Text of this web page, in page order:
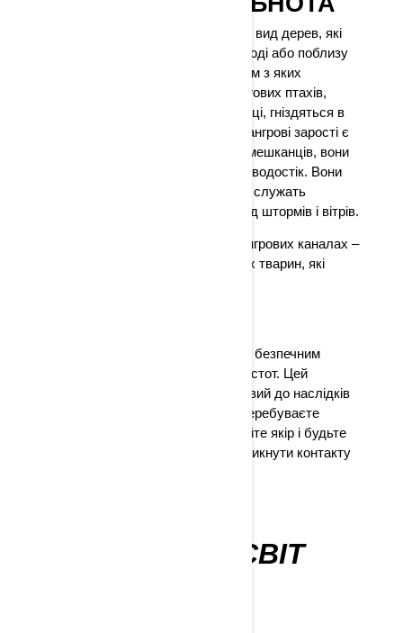
Мангрові зарості — це особливий вид дерев, які
пристосувалися жити в солоній воді або поблизу
неї. Існує чотири види дерев, двом з яких
загрожує зникнення. Багато берегових птахів,
таких як пелікани та рожеві колпиці, гніздяться в
мангрових лісах і на островах. Мангрові зарості є
притулком і для інших морських мешканців, вони
стримують ерозію та фільтрують водостік. Вони
також зміцнюють берегову лінію і служать
буфером, який захищає землю від штормів і вітрів.
Не катайтеся в непозначених мангрових каналах –
це порушує спокій птахів та інших тварин, які
Корал - це живий організм, який є безпечним
притулком для сотень морських істот. Цей
твердий, але крихкий вид вразливий до наслідків
людського втручання. Якщо ви перебуваєте
поблизу коралів, не використовуйте якір і будьте
обережні під час ниряння, щоб уникнути контакту
РОСЛИННИЙ СВІТ